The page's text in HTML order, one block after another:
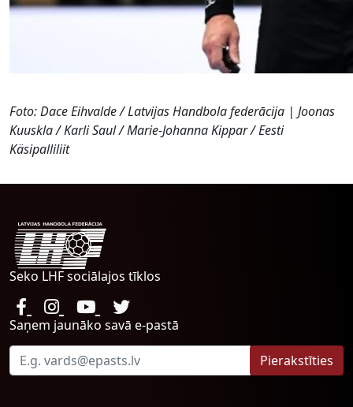
Foto: Dace Eihvalde / Latvijas Handbola federācija | Joonas
Kuuskla / Karli Saul / Marie-Johanna Kippar / Eesti
Käsipalliliit
Seko LHF sociālajos tīklos
Saņem jaunāko savā e-pastā